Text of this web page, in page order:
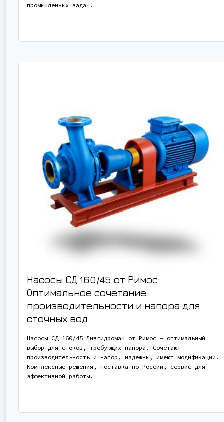
промышленных задач.
Насосы СД 160/45 от Римос:
Оптимальное сочетание
производительности и напора для
сточных вод
Насосы СД 160/45 Ливгидромаш от Римос – оптимальный
выбор для стоков, требующих напора. Сочетают
производительность и напор, надежны, имеют модификации.
Комплексные решения, поставка по России, сервис для
эффективной работы.